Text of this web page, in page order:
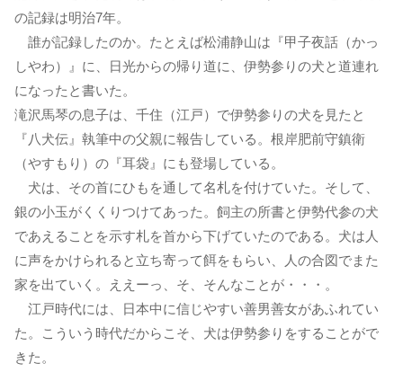
の記録は明治7年。
誰が記録したのか。たとえば松浦静山は『甲子夜話（かっ
しやわ）』に、日光からの帰り道に、伊勢参りの犬と道連れ
になったと書いた。
滝沢馬琴の息子は、千住（江戸）で伊勢参りの犬を見たと
『八犬伝』執筆中の父親に報告している。根岸肥前守鎮衛
（やすもり）の『耳袋』にも登場している。
犬は、その首にひもを通して名札を付けていた。そして、
銀の小玉がくくりつけてあった。飼主の所書と伊勢代参の犬
であえることを示す札を首から下げていたのである。犬は人
に声をかけられると立ち寄って餌をもらい、人の合図でまた
家を出ていく。ええーっ、そ、そんなことが・・・。
江戸時代には、日本中に信じやすい善男善女があふれてい
た。こういう時代だからこそ、犬は伊勢参りをすることがで
きた。